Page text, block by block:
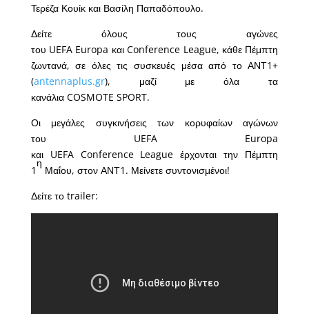
Τερέζα Κουίκ και Βασίλη Παπαδόπουλο.
Δείτε όλους τους αγώνες
του UEFA Europa και Conference League, κάθε Πέμπτη
ζωντανά, σε όλες τις συσκευές μέσα από το ΑΝΤ1+
(antennaplus.gr), μαζί με όλα τα
κανάλια COSMOTE SPORT.
Οι μεγάλες συγκινήσεις των κορυφαίων αγώνων
του UEFA Europa
και UEFA Conference League έρχονται την Πέμπτη
1
η
Μαΐου, στον ΑΝΤ1. Μείνετε συντονισμένοι!
Δείτε το trailer: